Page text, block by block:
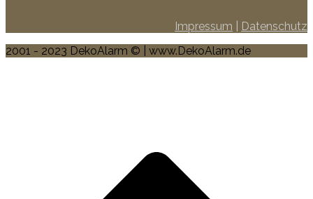
Impressum
Datenschutz
2001 - 2023 DekoAlarm © | www.DekoAlarm.de